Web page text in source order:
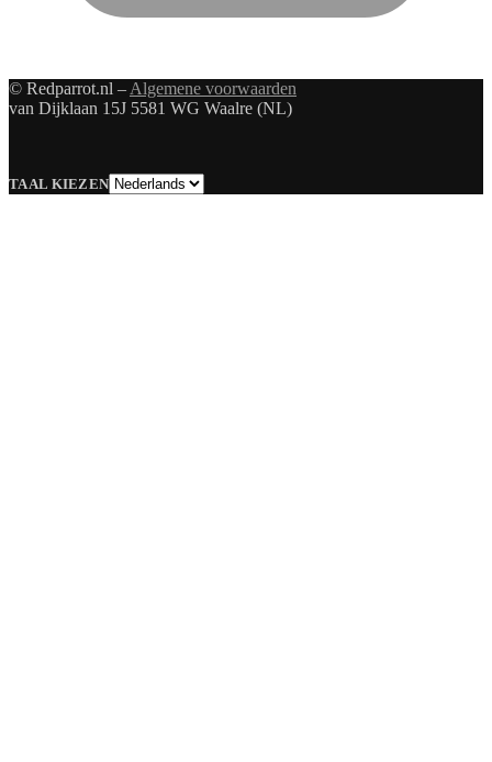
© Redparrot.nl – Algemene voorwaarden
van Dijklaan 15J 5581 WG Waalre (NL)
TAAL KIEZENTaal